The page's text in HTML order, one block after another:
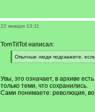
22 января 13:11
TomTitTot написал:
[
q
Опытные люди подскажите,
[
]
Увы, это означает, в архиве
только теми, что сохранились.
Сами понимаете: революция,